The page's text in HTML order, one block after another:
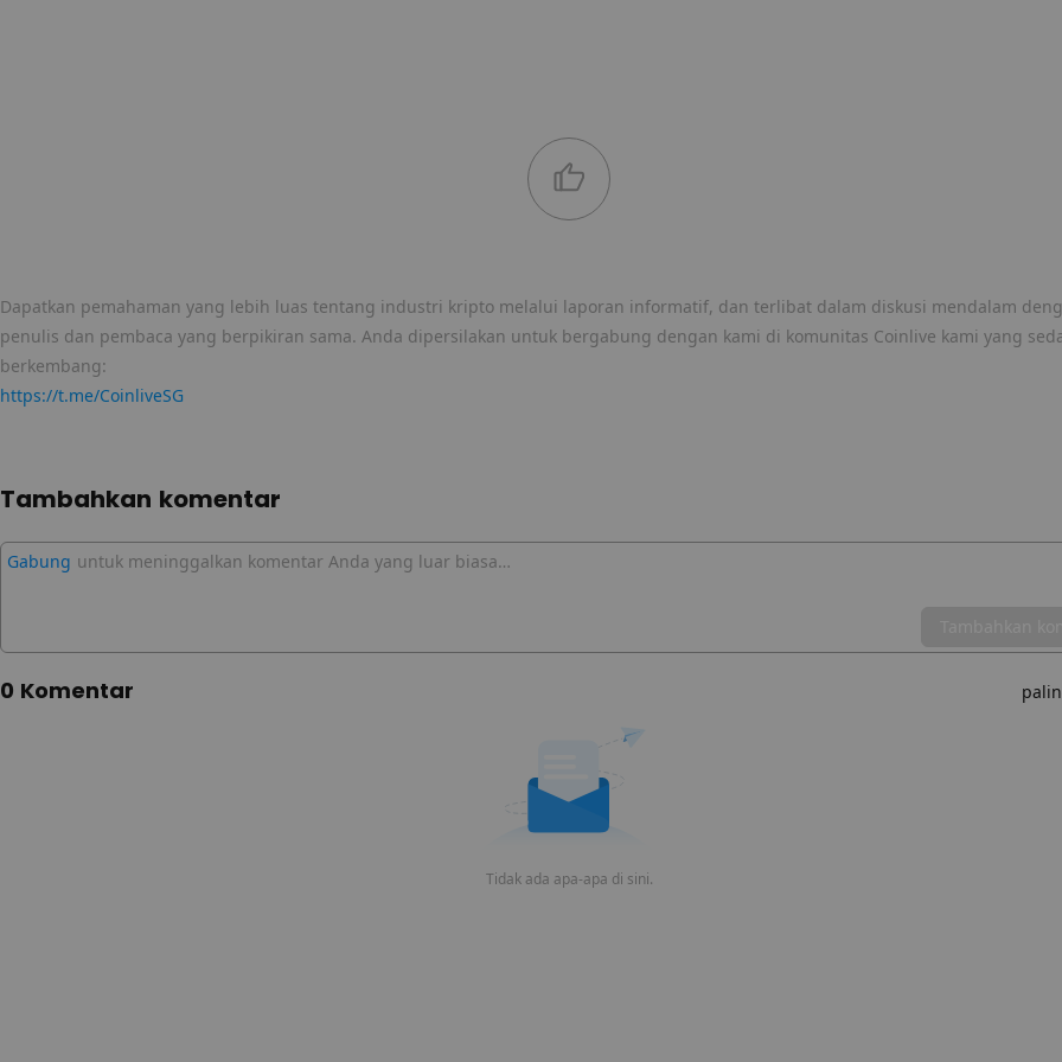
Dapatkan pemahaman yang lebih luas tentang industri kripto melalui laporan informatif, dan terlibat dalam diskusi mendalam
penulis dan pembaca yang berpikiran sama. Anda dipersilakan untuk bergabung dengan kami di komunitas Coinlive kami yang
berkembang:
https://t.me/CoinliveSG
Tambahkan komentar
Gabung untuk meninggalkan komentar Anda yang luar biasa…
0 Komentar
Tidak ada apa-apa di sini.